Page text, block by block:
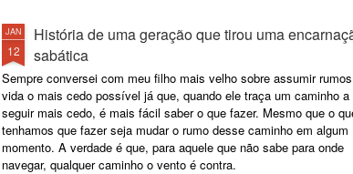
JAN
12
História de uma geração que tirou uma
sabática
Sempre conversei com meu filho mais velho sobre assumir
vida o mais cedo possível já que, quando ele traça um caminho a
seguir mais cedo, é mais fácil saber o que fazer. Mesmo que o
tenhamos que fazer seja mudar o rumo desse caminho em algum
momento. A verdade é que, para aquele que não sabe para onde
navegar, qualquer caminho o vento é contra.